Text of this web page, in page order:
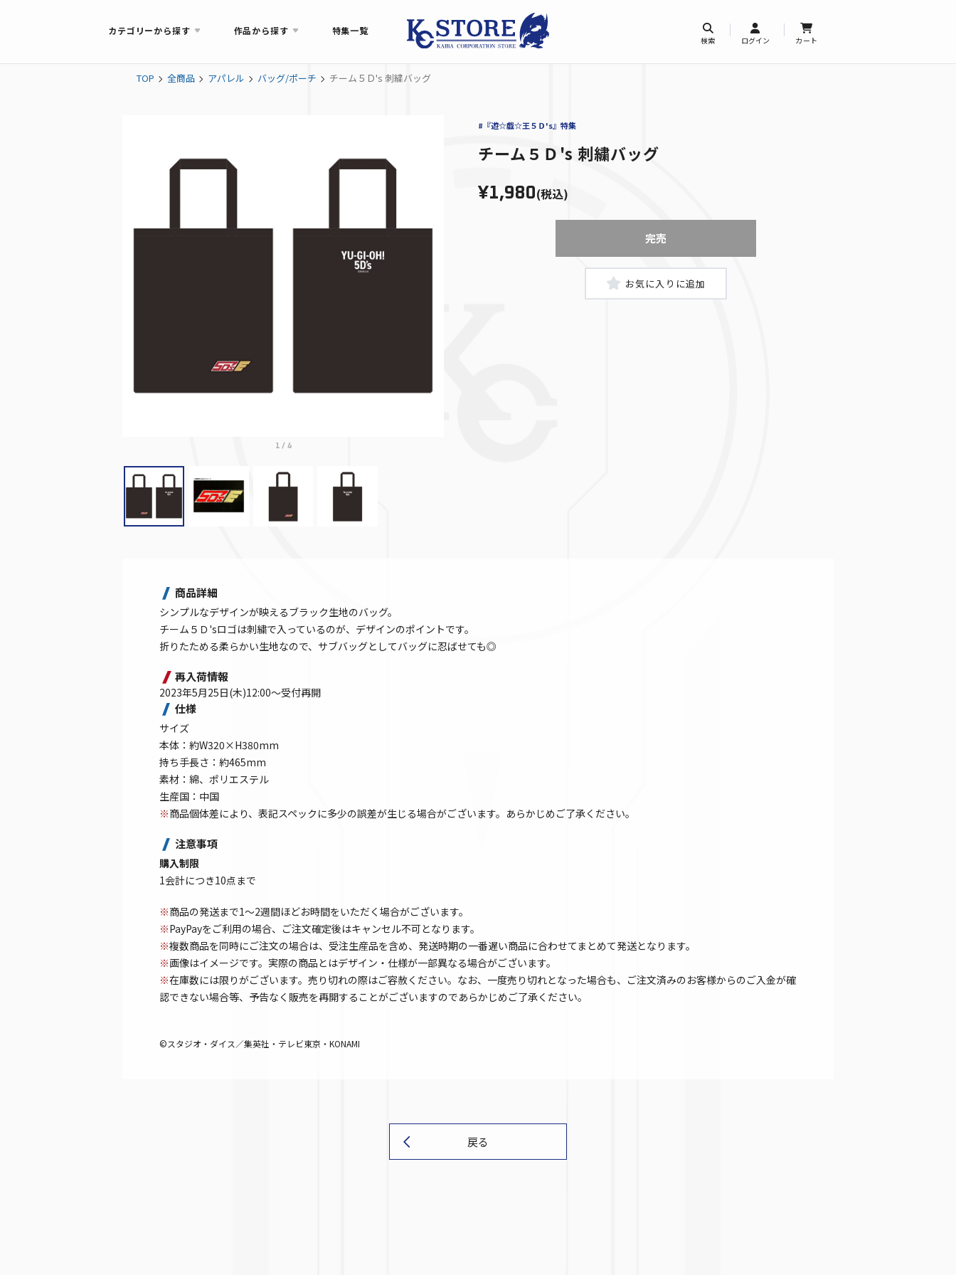
カテゴリーから探す 作品から探す 特集一覧
検索 ログイン カート
TOP 全商品 アパレル バッグ/ポーチ チーム５Ｄ's 刺繍バッグ
1/ 4
#『遊☆戯☆王５Ｄ's』特集
チーム５Ｄ's 刺繍バッグ
¥1,980(税込)
完売
商品詳細
シンプルなデザインが映えるブラック生地のバッグ。
チーム５Ｄ'sロゴは刺繍で入っているのが、デザインのポイントです。
折りたためる柔らかい生地なので、サブバッグとしてバッグに忍ばせても◎
再入荷情報
2023年5月25日(木)12:00～受付再開
仕様
サイズ
本体：約W320×H380mm
持ち手長さ：約465mm
素材：綿、ポリエステル
生産国：中国
※商品個体差により、表記スペックに多少の誤差が生じる場合がございます。あらかじめご了承ください。
注意事項
購入制限
1会計につき10点まで
※商品の発送まで1～2週間ほどお時間をいただく場合がございます。
※PayPayをご利用の場合、ご注文確定後はキャンセル不可となります。
※複数商品を同時にご注文の場合は、受注生産品を含め、発送時期の一番遅い商品に合わせてまとめて発送となります。
※画像はイメージです。実際の商品とはデザイン・仕様が一部異なる場合がございます。
※在庫数には限りがございます。売り切れの際はご容赦ください。なお、一度売り切れとなった場合も、ご注文済みのお客様からのご入金が確
認できない場合等、予告なく販売を再開することがございますのであらかじめご了承ください。
©スタジオ・ダイス／集英社・テレビ東京・KONAMI
戻る